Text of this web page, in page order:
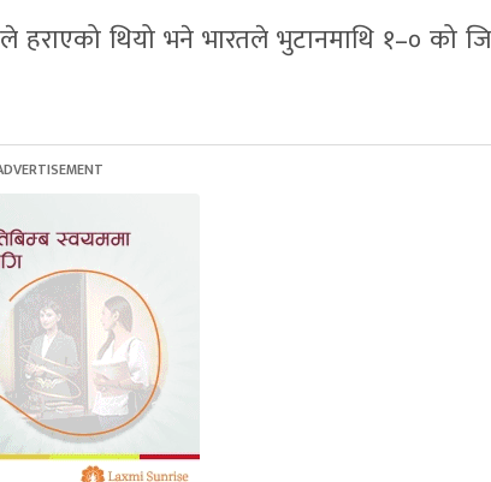
थियो भने भारतले भुटानमाथि १–० को